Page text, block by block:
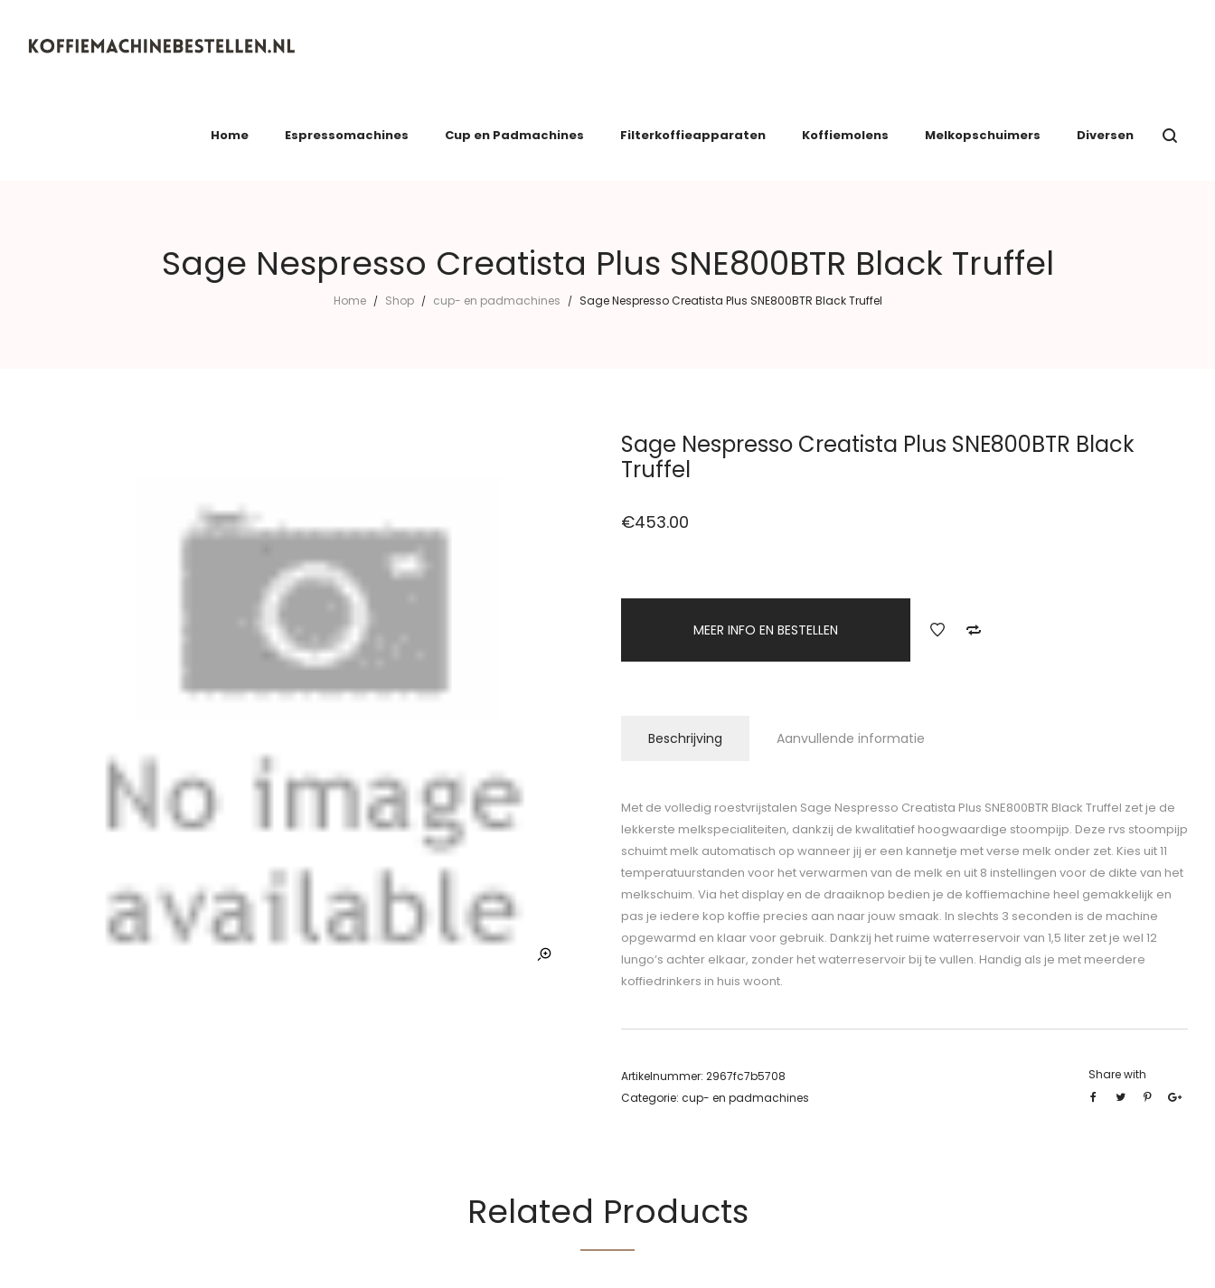
Home Espressomachines Cup en Padmachines Filterkoffieapparaten Koffiemolens Melkopschuimers Diversen
Sage Nespresso Creatista Plus SNE800BTR Black Truffel
Home / Shop / cup- en padmachines / Sage Nespresso Creatista Plus SNE800BTR Black Truffel
Sage Nespresso Creatista Plus SNE800BTR Black
Truffel
€453.00
MEER INFO EN BESTELLEN
Beschrijving Aanvullende informatie
Met de volledig roestvrijstalen Sage Nespresso Creatista Plus SNE800BTR Black Truffel zet je de
lekkerste melkspecialiteiten, dankzij de kwalitatief hoogwaardige stoompijp. Deze rvs stoompijp
schuimt melk automatisch op wanneer jij er een kannetje met verse melk onder zet. Kies uit 11
temperatuurstanden voor het verwarmen van de melk en uit 8 instellingen voor de dikte van het
melkschuim. Via het display en de draaiknop bedien je de koffiemachine heel gemakkelijk en
pas je iedere kop koffie precies aan naar jouw smaak. In slechts 3 seconden is de machine
opgewarmd en klaar voor gebruik. Dankzij het ruime waterreservoir van 1,5 liter zet je wel 12
lungo’s achter elkaar, zonder het waterreservoir bij te vullen. Handig als je met meerdere
koffiedrinkers in huis woont.
Artikelnummer: 2967fc7b5708
Categorie: cup- en padmachines
Share with
Related Products